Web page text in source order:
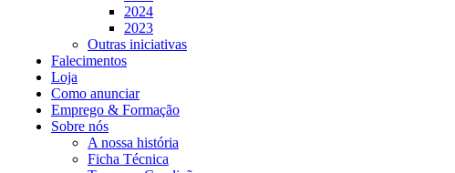
2024
2023
Outras iniciativas
Falecimentos
Loja
Como anunciar
Emprego & Formação
Sobre nós
A nossa história
Ficha Técnica